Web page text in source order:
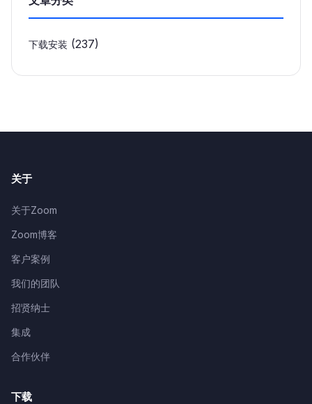
下载安装 (237)
关于
关于Zoom
Zoom博客
客户案例
我们的团队
招贤纳士
集成
合作伙伴
下载